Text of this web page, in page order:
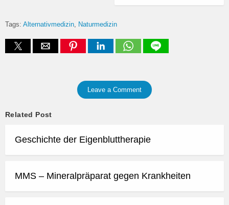
Tags: Alternativmedizin Naturmedizin
Leave a Comment
Related Post
Geschichte der Eigenbluttherapie
MMS – Mineralpräparat gegen Krankheiten